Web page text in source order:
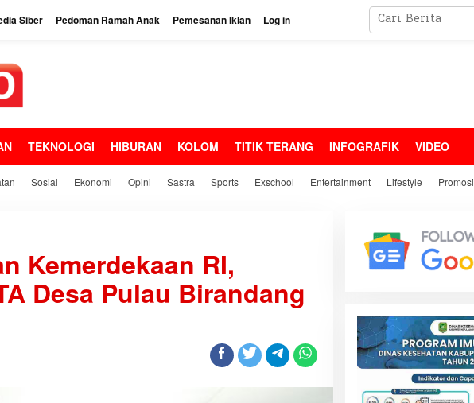
Siber Pedoman Ramah Anak Pemesanan Iklan Log in
TEKNOLOGI HIBURAN KOLOM TITIK TERANG INFOGRAFIK VIDEO
Sosial Ekonomi Opini Sastra Sports Exschool Entertainment Lifestyle Promosi
Kemerdekaan RI,
Desa Pulau Birandang